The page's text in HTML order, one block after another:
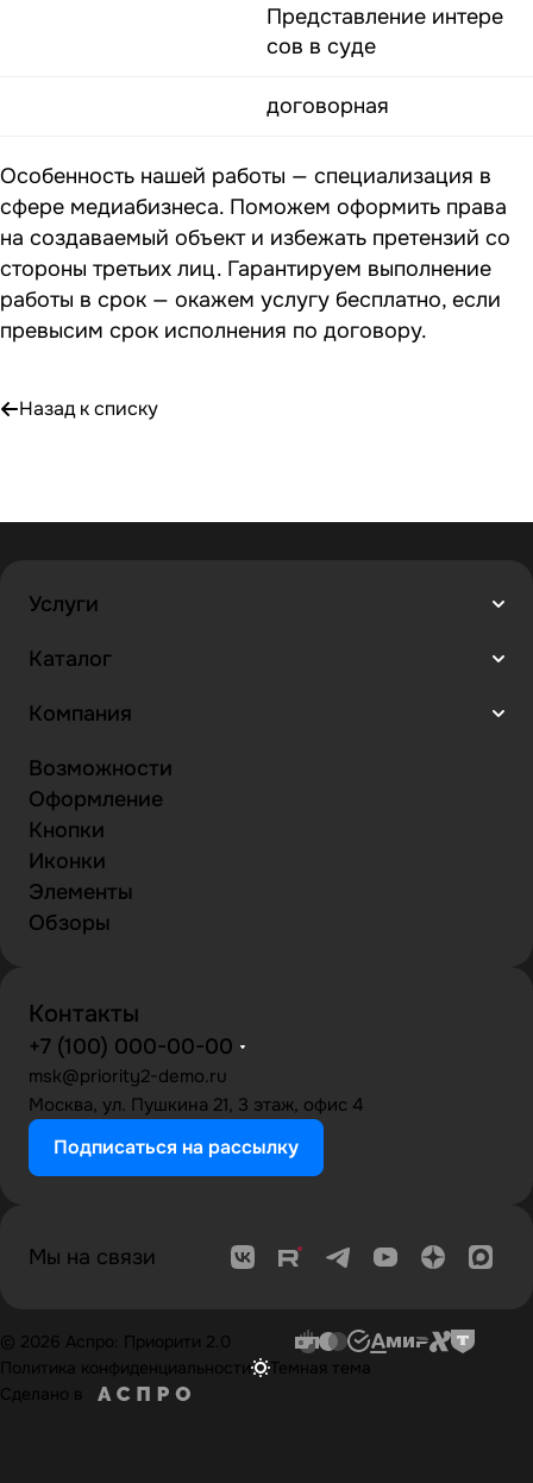
Представление интере
сов в суде
договорная
Особенность нашей работы — специализация в
сфере медиабизнеса. Поможем оформить права
на создаваемый объект и избежать претензий со
стороны третьих лиц. Гарантируем выполнение
работы в срок — окажем услугу бесплатно, если
превысим срок исполнения по договору.
Назад к списку
Услуги
Каталог
Компания
Возможности
Оформление
Кнопки
Иконки
Элементы
Обзоры
Контакты
+7 (100) 000-00-00
msk@priority2-demo.ru
Москва, ул. Пушкина 21, 3 этаж, офис 4
Подписаться на рассылку
Мы на связи
© 2026 Аспро: Приорити 2.0
Политика конфиденциальности
Темная тема
Сделано в